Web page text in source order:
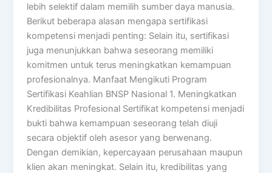
lebih selektif dalam memilih sumber daya manusia.
Berikut beberapa alasan mengapa sertifikasi
kompetensi menjadi penting: Selain itu, sertifikasi
juga menunjukkan bahwa seseorang memiliki
komitmen untuk terus meningkatkan kemampuan
profesionalnya. Manfaat Mengikuti Program
Sertifikasi Keahlian BNSP Nasional 1. Meningkatkan
Kredibilitas Profesional Sertifikat kompetensi menjadi
bukti bahwa kemampuan seseorang telah diuji
secara objektif oleh asesor yang berwenang.
Dengan demikian, kepercayaan perusahaan maupun
klien akan meningkat. Selain itu, kredibilitas yang